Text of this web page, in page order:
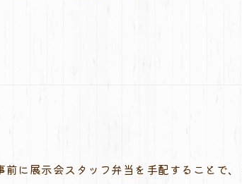
に展示会スタッフ弁当を手配することで